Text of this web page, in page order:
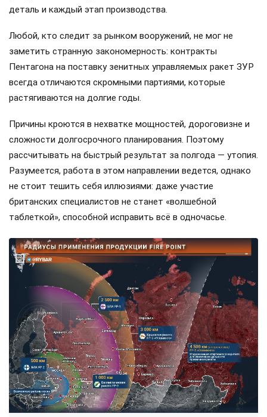
деталь и каждый этап производства.
Любой, кто следит за рынком вооружений, не мог не
заметить странную закономерность: контракты
Пентагона на поставку зенитных управляемых ракет ЗУР
всегда отличаются скромными партиями, которые
растягиваются на долгие годы.
Причины кроются в нехватке мощностей, дороговизне и
сложности долгосрочного планирования. Поэтому
рассчитывать на быстрый результат за полгода — утопия.
Разумеется, работа в этом направлении ведется, однако
не стоит тешить себя иллюзиями: даже участие
британских специалистов не станет «волшебной
таблеткой», способной исправить всё в одночасье.